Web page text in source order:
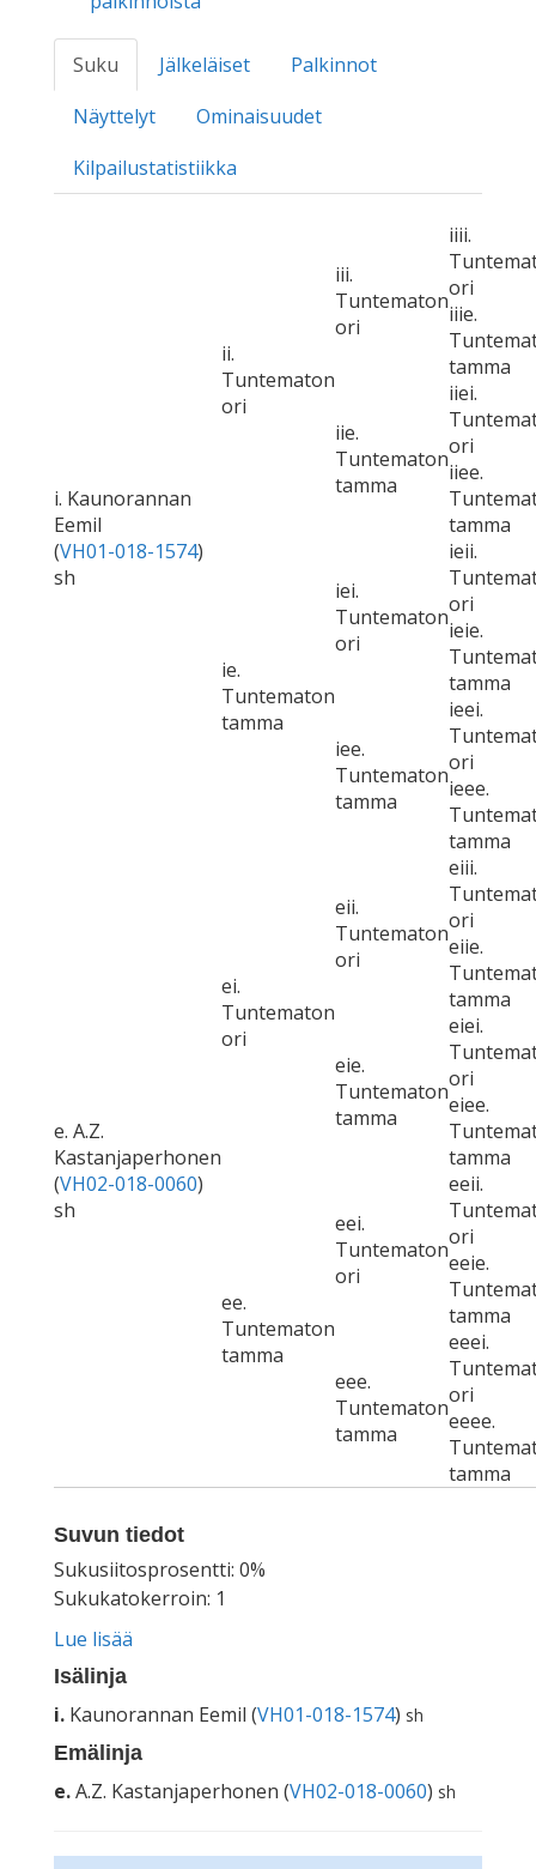
Suku Jälkeläiset
Palkinnot
Näyttelyt
Ominaisuudet
Kilpailustatistiikka
i. Kaunorannan
Eemil
(VH01-018-1574)
sh
ii.
Tuntematon
ori
iii.
Tuntematon
ori
iiii.
ori
iiie.
tamma
iie.
Tuntematon
tamma
iiei.
ori
iiee.
tamma
ie.
Tuntematon
tamma
iei.
Tuntematon
ori
ieii.
ori
ieie.
tamma
iee.
Tuntematon
tamma
ieei.
ori
ieee.
tamma
e. A.Z.
Kastanjaperhonen
(VH02-018-0060)
sh
ei.
Tuntematon
ori
eii.
Tuntematon
ori
eiii.
ori
eiie.
tamma
eie.
Tuntematon
tamma
eiei.
ori
eiee.
tamma
ee.
Tuntematon
tamma
eei.
Tuntematon
ori
eeii.
ori
eeie.
tamma
eee.
Tuntematon
tamma
eeei.
ori
eeee.
tamma
Suvun tiedot
Sukusiitosprosentti: 0%
Sukukatokerroin: 1
Lue lisää
Isälinja
i. Kaunorannan Eemil (VH01-018-1574) sh
Emälinja
e.A.Z. Kastanjaperhonen (VH02-018-0060) sh